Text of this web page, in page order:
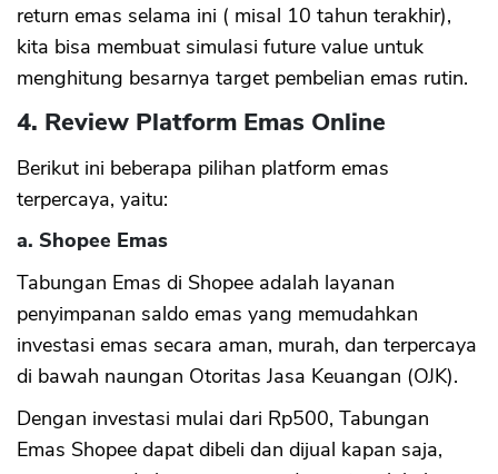
return emas selama ini ( misal 10 tahun terakhir),
kita bisa membuat simulasi future value untuk
menghitung besarnya target pembelian emas rutin.
4. Review Platform Emas Online
Berikut ini beberapa pilihan platform emas
terpercaya, yaitu:
a. Shopee Emas
Tabungan Emas di Shopee adalah layanan
penyimpanan saldo emas yang memudahkan
investasi emas secara aman, murah, dan terpercaya
di bawah naungan Otoritas Jasa Keuangan (OJK).
Dengan investasi mulai dari Rp500, Tabungan
Emas Shopee dapat dibeli dan dijual kapan saja,